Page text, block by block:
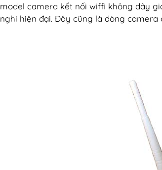
model camera kết nối wiffi không dây
nghi hiện đại. Đây cũng là dòng